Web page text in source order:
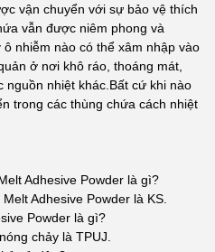
vận chuyển với sự bảo vệ thích
vẫn được niêm phong và
nhiễm nào có thể xâm nhập vào
ở nơi khô ráo, thoáng mát,
nguồn nhiệt khác.Bất cứ khi nào
trong các thùng chứa cách nhiệt
Adhesive Powder là gì?
Adhesive Powder là KS.
Powder là gì?
chảy là TPUJ.